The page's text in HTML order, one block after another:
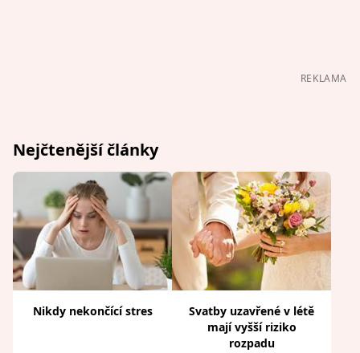
REKLAMA
Nejčtenější články
Nikdy nekončící stres
Svatby uzavřené v létě
mají vyšší riziko
rozpadu